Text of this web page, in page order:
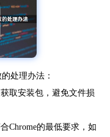
处理办法：
取安装包，避免文件损
Chrome的最低要求，如